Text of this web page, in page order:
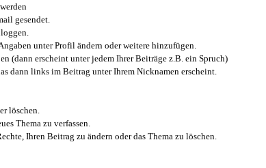
gesendet.
unter Profil ändern oder weitere hinzufügen.
(dann erscheint unter jedem Ihrer Beiträge z.B. ein Spruch)
dann links im Beitrag unter Ihrem Nicknamen erscheint.
löschen.
Thema zu verfassen.
Ihren Beitrag zu ändern oder das Thema zu löschen.